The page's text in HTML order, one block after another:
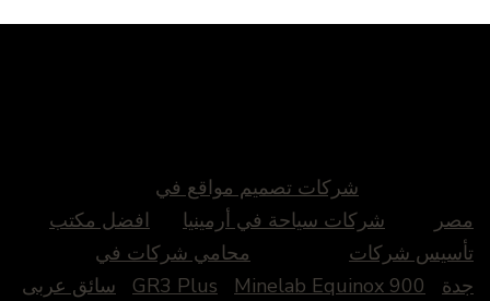
شركات تصميم مواقع في
مصر
شركات سياحة في أرمينيا
افضل مكتب
تأسيس شركات
محامي شركات في
جدة
GR3 Plus Minelab Equinox 900
سائق عربى